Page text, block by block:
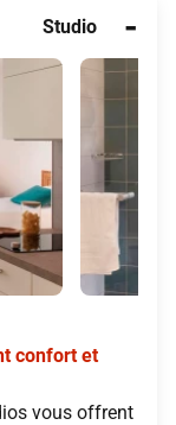
Studio -
confort et
vous offrent